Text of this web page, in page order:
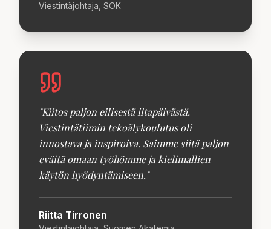
Viestintäjohtaja, SOK
"Kiitos paljon eilisestä iltapäivästä.
Viestintätiimin tekoälykoulutus oli
innostava ja inspiroiva. Saimme siitä paljon
eväitä omaan työhömme ja kielimallien
käytön hyödyntämiseen."
Riitta Tirronen